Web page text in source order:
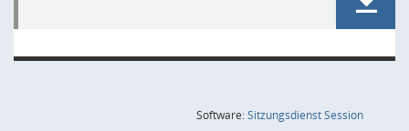
Software:SitzungsdienstSession(Wird in